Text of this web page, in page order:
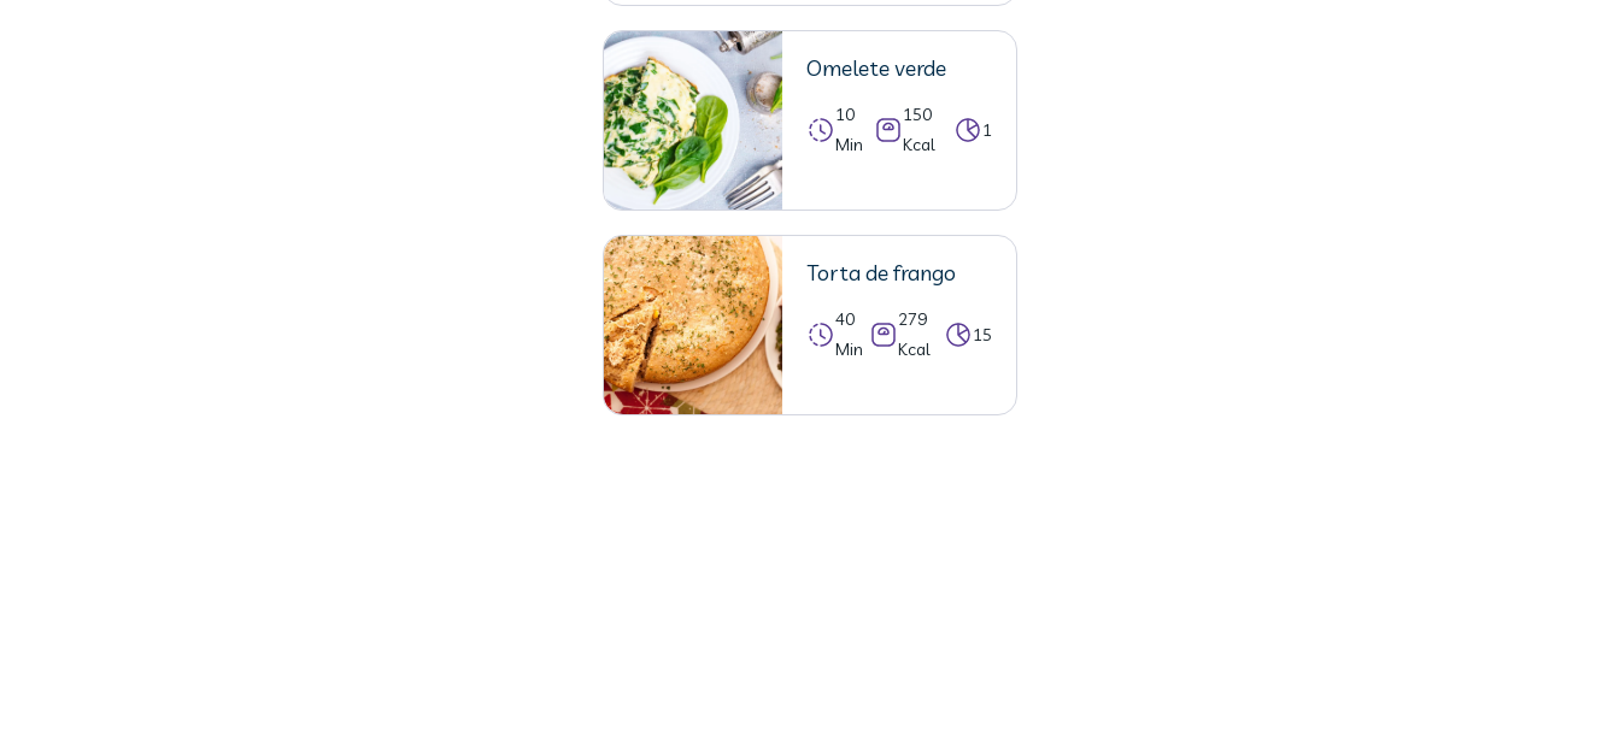
Omelete verde
10
Min
150
Kcal
1
Torta de frango
40
Min
279
Kcal
15